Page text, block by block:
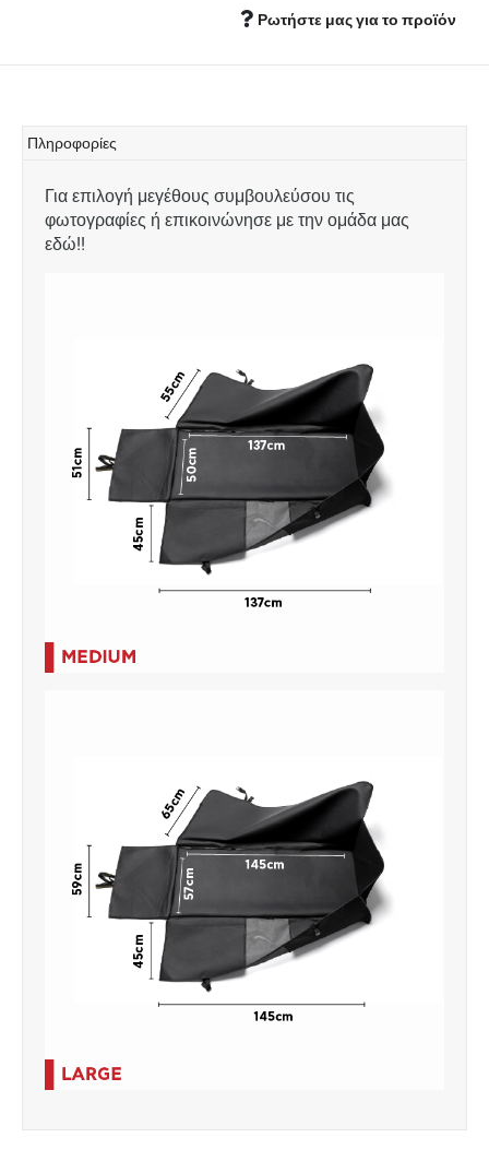
Ρωτήστε μας για το προϊόν
Πληροφορίες
Για επιλογή μεγέθους συμβουλεύσου τις
φωτογραφίες ή επικοινώνησε με την ομάδα μας
εδώ!!